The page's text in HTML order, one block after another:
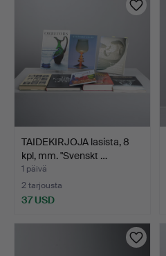
TAIDEKIRJOJA lasista, 8
kpl, mm. "Svenskt …
1 päivä
2 tarjousta
37 USD